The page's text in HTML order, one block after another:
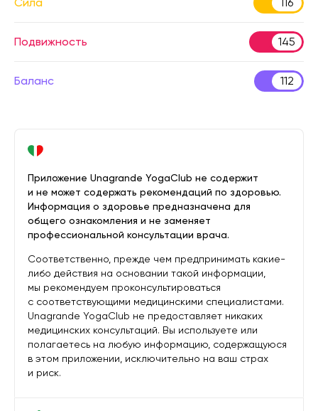
Подвижность 145
Баланс 112
Приложение Unagrande YogaClub не содержит
и не может содержать рекомендаций по здоровью.
Информация о здоровье предназначена для
общего ознакомления и не заменяет
профессиональной консультации врача.
Соответственно, прежде чем предпринимать какие-
либо действия на основании такой информации,
мы рекомендуем проконсультироваться
с соответствующими медицинскими специалистами.
Unagrande YogaClub не предоставляет никаких
медицинских консультаций. Вы используете или
полагаетесь на любую информацию, содержащуюся
в этом приложении, исключительно на ваш страх
и риск.